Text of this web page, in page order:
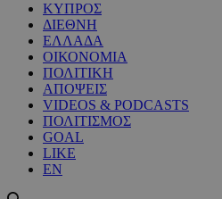
ΚΥΠΡΟΣ
ΔΙΕΘΝΗ
ΕΛΛΑΔΑ
ΟΙΚΟΝΟΜΙΑ
ΠΟΛΙΤΙΚΗ
ΑΠΟΨΕΙΣ
VIDEOS & PODCASTS
ΠΟΛΙΤΙΣΜΟΣ
GOAL
LIKE
EN